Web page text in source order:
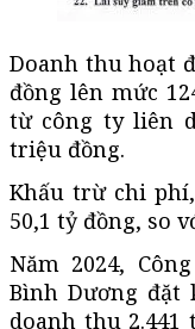
Doanh thu hoạt
đồng lên mức
từ công ty liên
triệu đồng.
Khấu trừ chi
50,1 tỷ đồng, so
Năm 2024,
Bình Dương đặt
doanh thu